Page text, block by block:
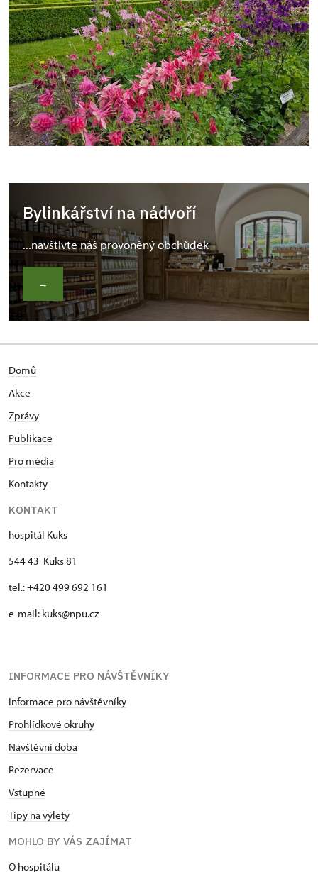
Bylinkářství na nádvoří
...navštivte náš provoněný obchůdek
→
Domů
Akce
Zprávy
Publikace
Pro média
Kontakty
KONTAKT
hospitál Kuks
544 43 Kuks 81
tel.: +420 499 692 161
e-mail: kuks@npu.cz
INFORMACE PRO NÁVŠTĚVNÍKY
Informace pro návštěvníky
Prohlídkové okruhy
Návštěvní doba
Rezervace
Vstupné
Tipy na výlety
MOHLO BY VÁS ZAJÍMAT
O hospitálu